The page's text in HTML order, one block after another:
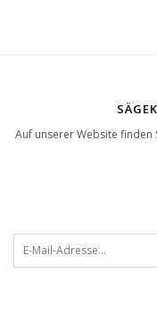
Auf unserer Website finden